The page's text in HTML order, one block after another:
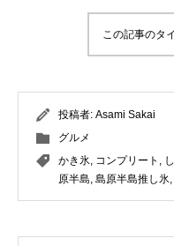
この記事のタ
投稿者: Asami Sakai
グルメ
かき氷, コンプリート ,
原半島, 島原半島推し氷,